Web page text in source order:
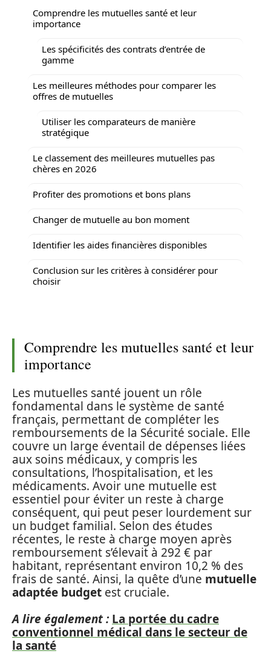
Comprendre les mutuelles santé et leur
importance
Les spécificités des contrats d’entrée de
gamme
Les meilleures méthodes pour comparer les
offres de mutuelles
Utiliser les comparateurs de manière
stratégique
Le classement des meilleures mutuelles pas
chères en 2026
Profiter des promotions et bons plans
Changer de mutuelle au bon moment
Identifier les aides financières disponibles
Conclusion sur les critères à considérer pour
choisir
Comprendre les mutuelles santé et leur
importance
Les mutuelles santé jouent un rôle
fondamental dans le système de santé
français, permettant de compléter les
remboursements de la Sécurité sociale. Elle
couvre un large éventail de dépenses liées
aux soins médicaux, y compris les
consultations, l’hospitalisation, et les
médicaments. Avoir une mutuelle est
essentiel pour éviter un reste à charge
conséquent, qui peut peser lourdement sur
un budget familial. Selon des études
récentes, le reste à charge moyen après
remboursement s’élevait à 292 € par
habitant, représentant environ 10,2 % des
frais de santé. Ainsi, la quête d’une mutuelle
adaptée budget est cruciale.
A lire également : La portée du cadre
conventionnel médical dans le secteur de
la santé